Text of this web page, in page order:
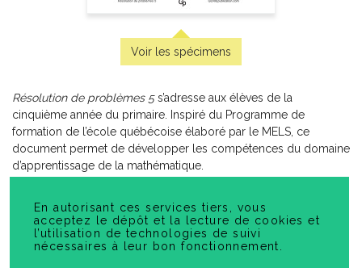
Voir les spécimens
Résolution de problèmes 5s’adresse aux élèves de la
cinquième année du primaire. Inspiré du Programme de
formation de l’école québécoise élaboré par le MELS, ce
document permet de développer les compétences du domaine
d’apprentissage de la mathématique.
suivants : les opérations, la mesure, la géométrie, la logique et
les stratégies, et les connaissances. Ce document peut être
imprimé en couleur ou en noir et blanc.
INSCRIVEZ-VOUS À NOTRE LISTE DE DIFFUSION
CONTACTEZ-NOUS
Politique de Confidentialité
En autorisant ces services tiers, vous
acceptez le dépôt et la lecture de cookies et
l’utilisation de technologies de suivi
nécessaires à leur bon fonctionnement.